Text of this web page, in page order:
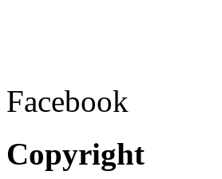
Facebook
Copyright